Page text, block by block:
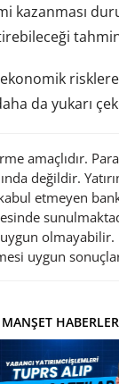
kazanması
da yukarı
amaçlıdır.
değildir.
etmeyen
olmayabilir.
uygun
MANŞET